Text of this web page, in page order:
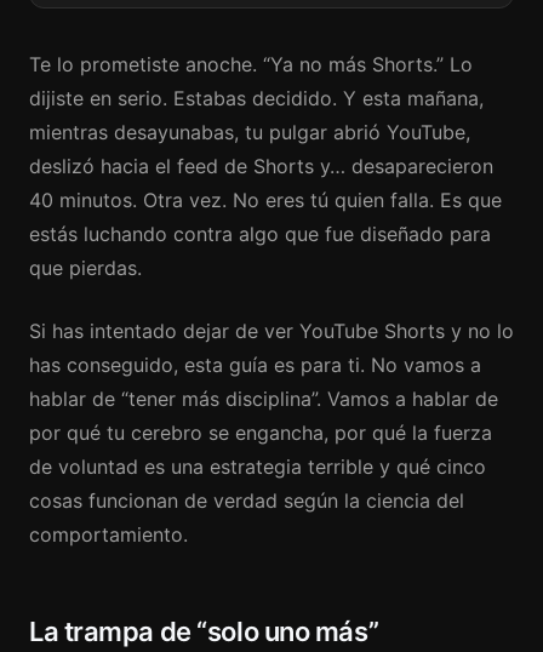
Te lo prometiste anoche. “Ya no más Shorts.” Lo
dijiste en serio. Estabas decidido. Y esta mañana,
mientras desayunabas, tu pulgar abrió YouTube,
deslizó hacia el feed de Shorts y… desaparecieron
40 minutos. Otra vez. No eres tú quien falla. Es que
estás luchando contra algo que fue diseñado para
que pierdas.
Si has intentado dejar de ver YouTube Shorts y no lo
has conseguido, esta guía es para ti. No vamos a
hablar de “tener más disciplina”. Vamos a hablar de
por qué tu cerebro se engancha, por qué la fuerza
de voluntad es una estrategia terrible y qué cinco
cosas funcionan de verdad según la ciencia del
comportamiento.
La trampa de “solo uno más”